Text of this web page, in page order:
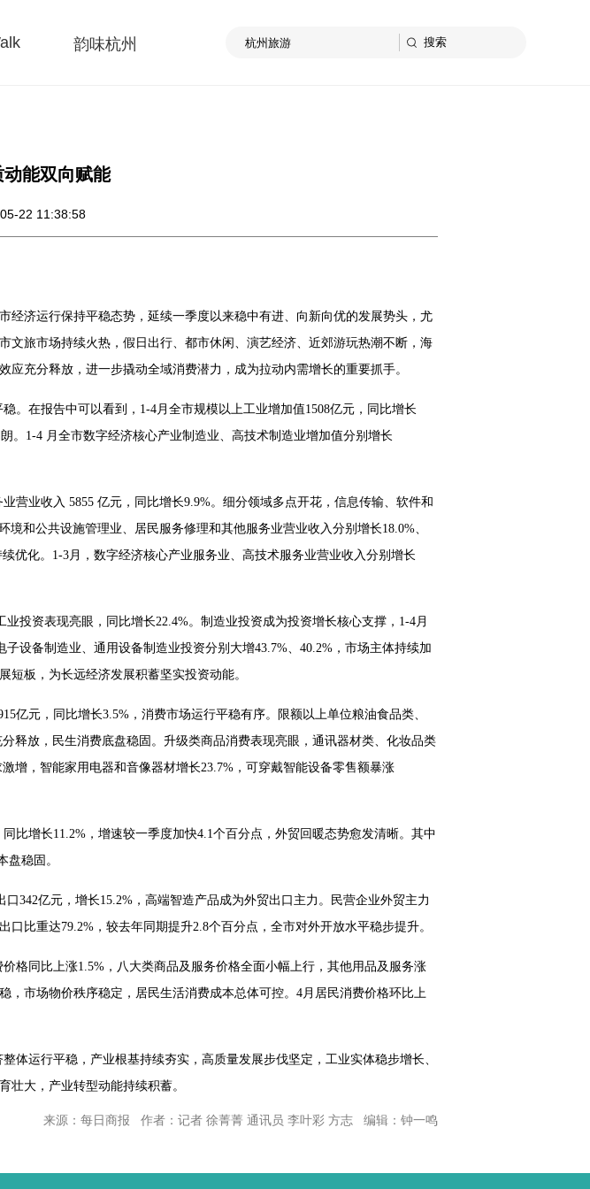
韵味杭州
能双向赋能
22 11:38:58
经济运行保持平稳态势，延续一季度以来稳中有进、向新向优的发展势头，尤
旅市场持续火热，假日出行、都市休闲、演艺经济、近郊游玩热潮不断，海
充分释放，进一步撬动全域消费潜力，成为拉动内需增长的重要抓手。
。在报告中可以看到，1-4月全市规模以上工业增加值1508亿元，同比增长
。1-4 月全市数字经济核心产业制造业、高技术制造业增加值分别增长
营业收入 5855 亿元，同比增长9.9%。细分领域多点开花，信息传输、软件和
和公共设施管理业、居民服务修理和其他服务业营业收入分别增长18.0%、
优化。1-3月，数字经济核心产业服务业、高技术服务业营业收入分别增长
投资表现亮眼，同比增长22.4%。制造业投资成为投资增长核心支撑，1-4月
设备制造业、通用设备制造业投资分别大增43.7%、40.2%，市场主体持续加
板，为长远经济发展积蓄坚实投资动能。
亿元，同比增长3.5%，消费市场运行平稳有序。限额以上单位粮油食品类、
释放，民生消费底盘稳固。升级类商品消费表现亮眼，通讯器材类、化妆品类
增，智能家用电器和音像器材增长23.7%，可穿戴智能设备零售额暴涨
比增长11.2%，增速较一季度加快4.1个百分点，外贸回暖态势愈发清晰。其中
盘稳固。
342亿元，增长15.2%，高端智造产品成为外贸出口主力。民营企业外贸主力
比重达79.2%，较去年同期提升2.8个百分点，全市对外开放水平稳步提升。
格同比上涨1.5%，八大类商品及服务价格全面小幅上行，其他用品及服务涨
市场物价秩序稳定，居民生活消费成本总体可控。4月居民消费价格环比上
体运行平稳，产业根基持续夯实，高质量发展步伐坚定，工业实体稳步增长、
壮大，产业转型动能持续积蓄。
来源：每日商报 作者：记者 徐菁菁 通讯员 李叶彩 方志 编辑：钟一鸣